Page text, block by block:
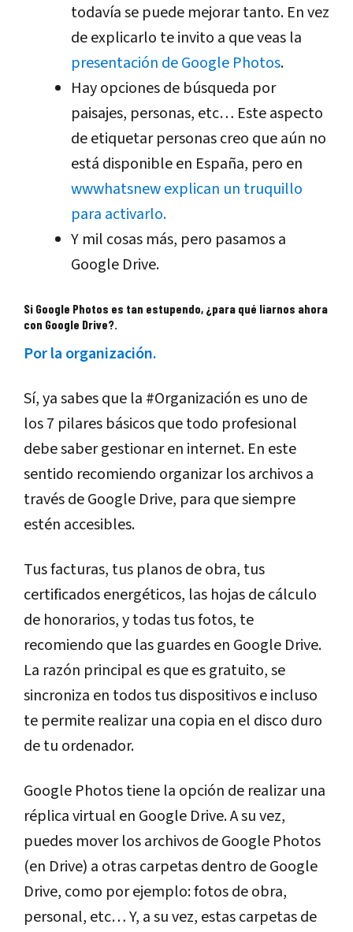
todavía se puede mejorar tanto. En vez
de explicarlo te invito a que veas la
presentación de Google Photos.
Hay opciones de búsqueda por
paisajes, personas, etc… Este aspecto
de etiquetar personas creo que aún no
está disponible en España, pero en
wwwhatsnew explican un truquillo
para activarlo.
Y mil cosas más, pero pasamos a
Google Drive.
Si Google Photos es tan estupendo, ¿para qué liarnos ahora
con Google Drive?.
Por la organización.
Sí, ya sabes que la #Organización es uno de
los 7 pilares básicos que todo profesional
debe saber gestionar en internet. En este
sentido recomiendo organizar los archivos a
través de Google Drive, para que siempre
estén accesibles.
Tus facturas, tus planos de obra, tus
certificados energéticos, las hojas de cálculo
de honorarios, y todas tus fotos, te
recomiendo que las guardes en Google Drive.
La razón principal es que es gratuito, se
sincroniza en todos tus dispositivos e incluso
te permite realizar una copia en el disco duro
de tu ordenador.
Google Photos tiene la opción de realizar una
réplica virtual en Google Drive. A su vez,
puedes mover los archivos de Google Photos
(en Drive) a otras carpetas dentro de Google
Drive, como por ejemplo: fotos de obra,
personal, etc… Y, a su vez, estas carpetas de